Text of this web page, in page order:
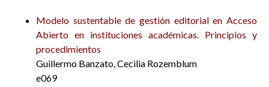
Modelo sustentable de gestión editorial en Acceso
Abierto en instituciones académicas. Principios y
procedimientos
Guillermo Banzato, Cecilia Rozemblum
e069